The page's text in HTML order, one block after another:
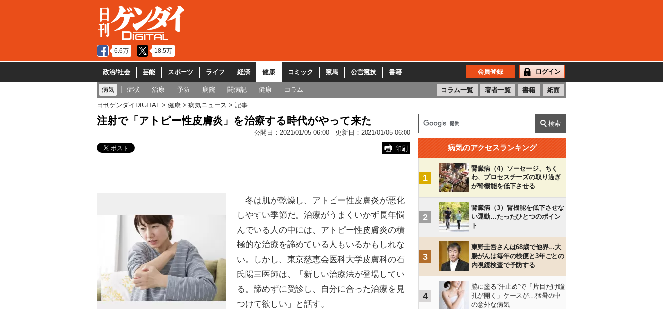
6.6万 18.5万
政治/社会 芸能 スポーツ ライフ 経済 健康 コミック 競馬 公営競技 書籍 会員登録 ログイン
病気 症状 治療 予防 病院 闘病記 健康 コラム コラム一覧 著者一覧 書籍 紙面
日刊ゲンダイDIGITAL 健康 病気ニュース 記事
注射で「アトピー性皮膚炎」を治療する時代がやって来た
公開日： 2021/01/05 06:00 更新日： 2021/01/05 06:00
印刷
冬は肌が乾燥し、アトピー性皮膚炎が悪化
しやすい季節だ。治療がうまくいかず長年悩
んでいる人の中には、アトピー性皮膚炎の積
極的な治療を諦めている人もいるかもしれな
い。しかし、東京慈恵会医科大学皮膚科の石
氏陽三医師は、「新しい治療法が登場してい
る。諦めずに受診し、自分に合った治療を見
つけて欲しい」と話す。
病気のアクセスランキング
1
腎臓病（4）ソーセージ、ちく
わ、プロセスチーズの取り過ぎ
が腎機能を低下させる
2
腎臓病（3）腎機能を低下させな
い運動…たったひとつのポイン
ト
3
東野圭吾さんは68歳で他界…大
腸がんは毎年の検便と3年ごとの
内視鏡検査で予防する
4
脇に塗る“汗止め”で「片目だけ瞳
孔が開く」ケースが…猛暑の中
の意外な病気